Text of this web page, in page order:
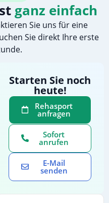
ganz einfach
Sie uns für eine
Sie direkt Ihre erste
Telefon
uns
direkt
für
persönliche
Starten Sie noch
heute!
Rehasport
anfragen
Sofort
anrufen
E-Mail
senden